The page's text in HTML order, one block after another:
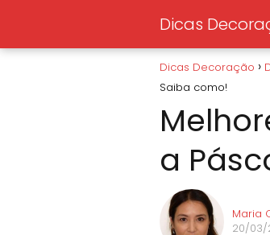
Dicas
Dicas Decoração
Saiba como!
a
Maria
20/03/